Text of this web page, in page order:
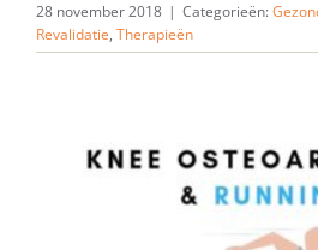
28 november 2018 | Categorieën:
Revalidatie, Therapieën